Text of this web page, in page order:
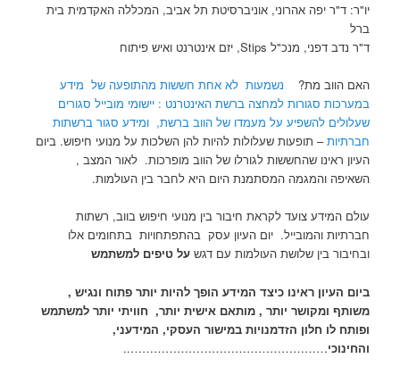
יו"ר: ד"ר יפה אהרוני, אוניברסיטת תל אביב, המכללה האקדמית בית
ברל
ד"ר נדב דפני, מנכ"ל Stips, יזם אינטרנט ואיש פיתוח
האם הווב מת? נשמעות לא אחת חששות מהתופעה של מידע
במערכות סגורות למחצה ברשת האינטרנט : יישומי מובייל סגורים
שעלולים להשפיע על מעמדו של הווב ברשת, ומידע סגור ברשתות
חברתיות– תופעות שעלולות להיות להן השלכות על מנועי חיפוש. ביום
העיון ראינו שהחששות לגורלו של הווב מופרכות. לאור המצב ,
השאיפה והמגמה המסתמנת היום היא לחבר בין העולמות.
עולם המידע צועד לקראת חיבור בין מנועי חיפוש בווב, רשתות
חברתיות והמובייל. יום העיון עסק בהתפתחויות בתחומים אלו
ובחיבור בין שלושת העולמות עם דגשעל טיפים למשתמש
ביום העיון ראינו כיצד המידע הופך להיות יותר פתוח ונגיש ,
משותף ומקושר יותר , מותאם אישית יותר, חוויתי יותר למשתמש
ופותח לו חלון הזדמנויות במישור העסקי, המידעני,
והחינוכי……………………………………………..